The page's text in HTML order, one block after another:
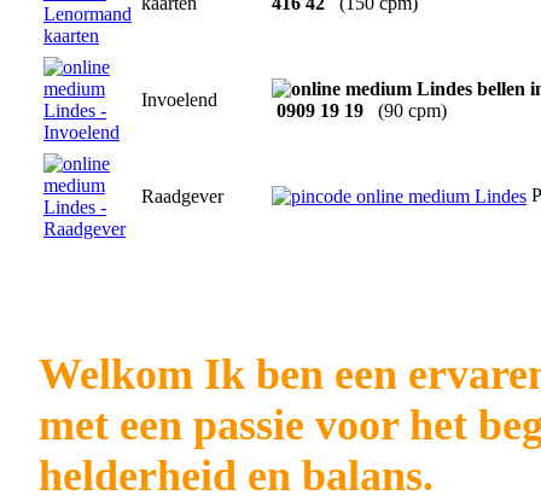
Invoelend
0909 19 19 (90 cpm)
Raadgever
Welkom Ik ben een
met een passie voor het
helderheid en balans.